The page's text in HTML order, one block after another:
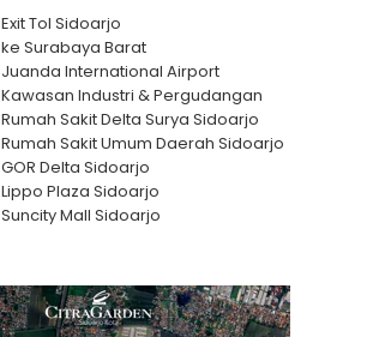
Exit Tol Sidoarjo
ke Surabaya Barat
Juanda International Airport
Kawasan Industri & Pergudangan
Rumah Sakit Delta Surya Sidoarjo
Rumah Sakit Umum Daerah Sidoarjo
GOR Delta Sidoarjo
Lippo Plaza Sidoarjo
Suncity Mall Sidoarjo